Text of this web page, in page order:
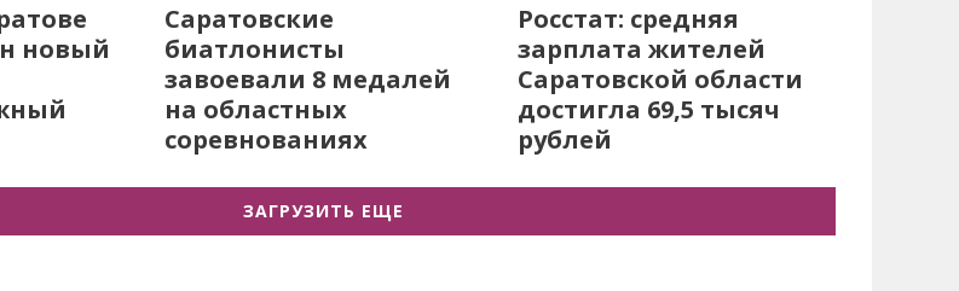
новый
Саратовские
биатлонисты
завоевали 8 медалей
на областных
соревнованиях
Росстат: средняя
зарплата жителей
Саратовской области
достигла 69,5 тысяч
рублей
ЗАГРУЗИТЬ ЕЩЕ